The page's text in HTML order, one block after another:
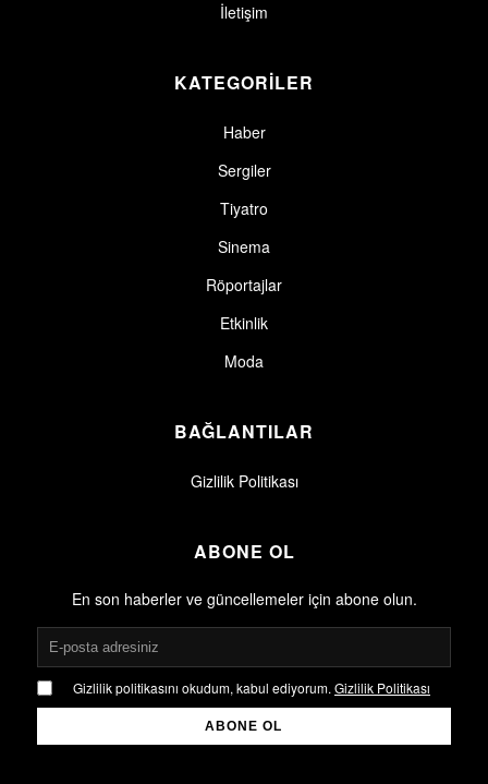
İletişim
KATEGORİLER
Haber
Sergiler
Tiyatro
Sinema
Röportajlar
Etkinlik
Moda
BAĞLANTILAR
Gizlilik Politikası
ABONE OL
En son haberler ve güncellemeler için abone olun.
Gizlilik politikasını okudum, kabul ediyorum. Gizlilik Politikası
ABONE OL